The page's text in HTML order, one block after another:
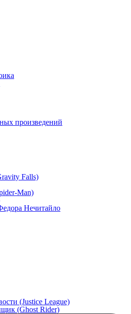
произведений
Falls)
Man)
Нечитайло
(Justice League)
(Ghost Rider)